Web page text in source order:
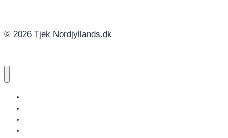
© 2026 Tjek Nordjyllands.dk